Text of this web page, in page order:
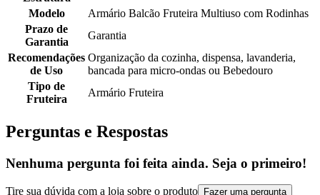
Modelo
Armário Balcão Fruteira Multiuso com Rodinhas
Prazo de
Garantia
Garantia
Recomendações
de Uso
Organização da cozinha, dispensa, lavanderia,
bancada para micro-ondas ou Bebedouro
Tipo de
Fruteira
Armário Fruteira
Perguntas e Respostas
Nenhuma pergunta foi feita ainda. Seja o primeiro!
Tire sua dúvida com a loja sobre o produto Fazer uma pergunta